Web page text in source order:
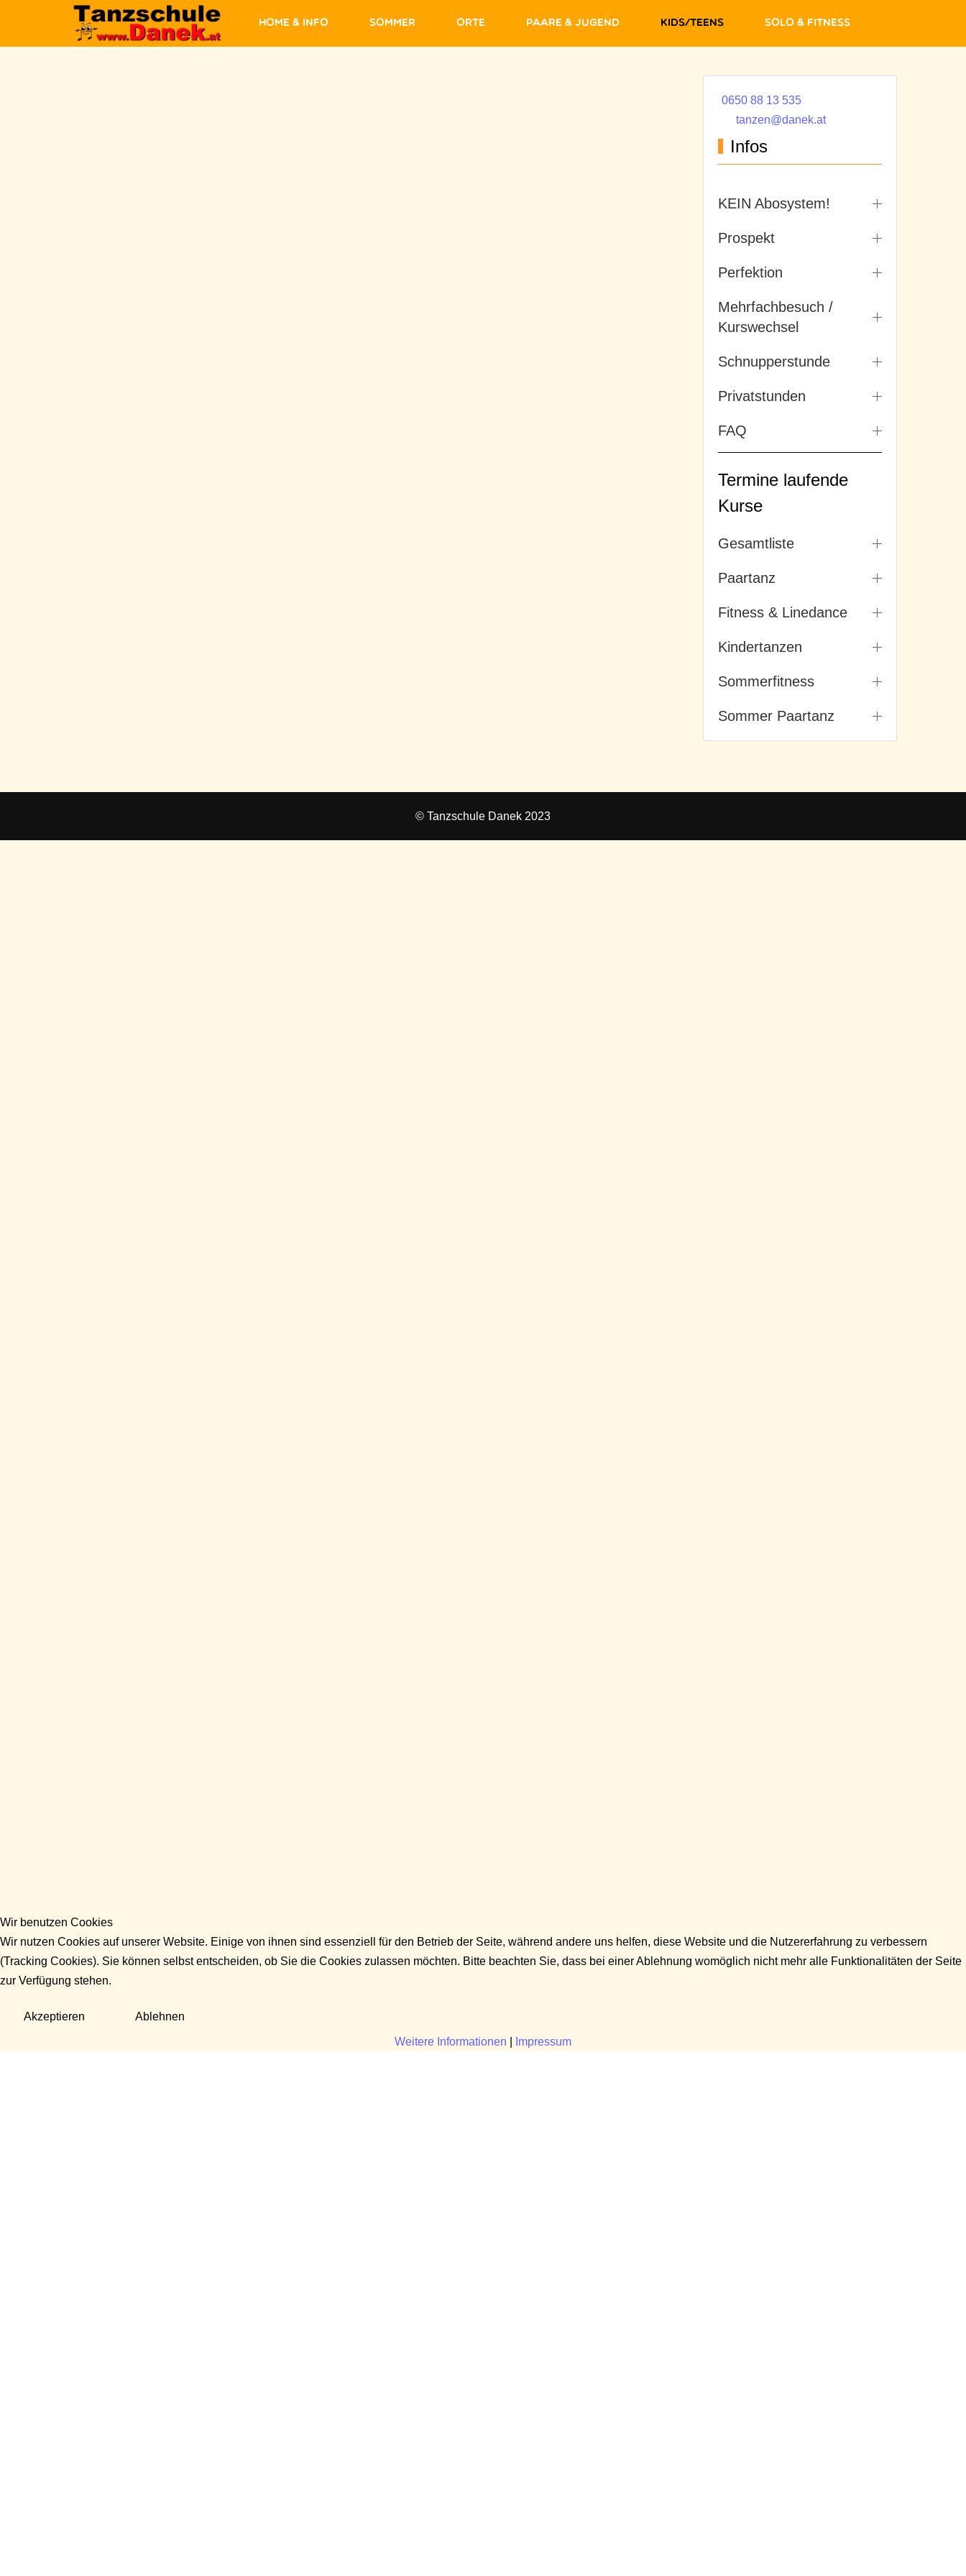
Home & Info Sommer Orte Paare & Jugend Kids/Teens Solo & Fitness
0650 88 13 535
tanzen@danek.at
Infos
KEIN Abosystem!
Prospekt
Perfektion
Mehrfachbesuch /
Kurswechsel
Schnupperstunde
Privatstunden
FAQ
Termine laufende
Kurse
Gesamtliste
Paartanz
Fitness & Linedance
Kindertanzen
Sommerfitness
Sommer Paartanz
© Tanzschule Danek 2023
Wir benutzen Cookies
Wir nutzen Cookies auf unserer Website. Einige von ihnen sind essenziell für den Betrieb der Seite, während andere uns helfen, diese Website und die Nutzererfahrung zu verbessern
(Tracking Cookies). Sie können selbst entscheiden, ob Sie die Cookies zulassen möchten. Bitte beachten Sie, dass bei einer Ablehnung womöglich nicht mehr alle Funktionalitäten der Seite
zur Verfügung stehen.
Akzeptieren Ablehnen
Weitere Informationen Impressum